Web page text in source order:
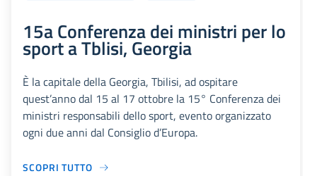
15a Conferenza dei ministri per lo
sport a Tblisi, Georgia
È la capitale della Georgia, Tbilisi, ad ospitare
quest’anno dal 15 al 17 ottobre la 15° Conferenza dei
ministri responsabili dello sport, evento organizzato
ogni due anni dal Consiglio d’Europa.
SCOPRI TUTTO